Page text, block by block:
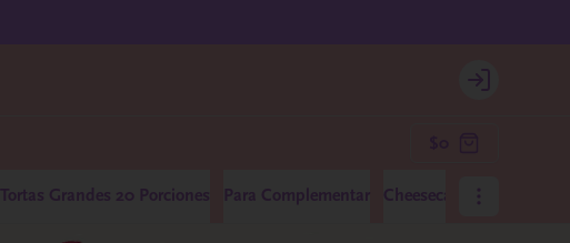
Login
Tortas Grandes 20 Porciones Para Complementar Cheesecakes Medianos